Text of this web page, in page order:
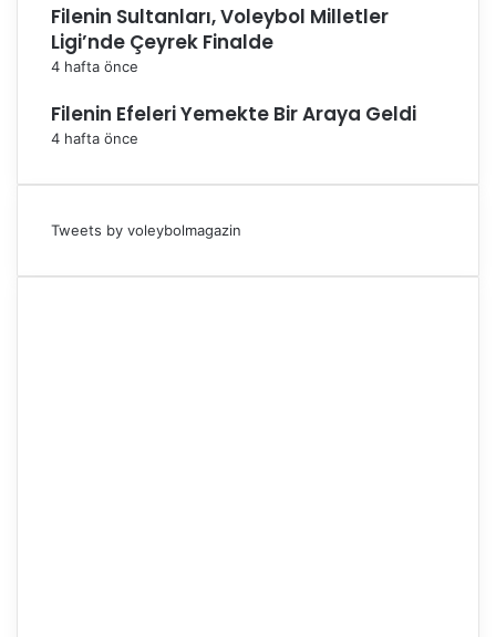
Filenin Sultanları, Voleybol Milletler
Ligi’nde Çeyrek Finalde
4 hafta önce
Filenin Efeleri Yemekte Bir Araya Geldi
4 hafta önce
Tweets by voleybolmagazin